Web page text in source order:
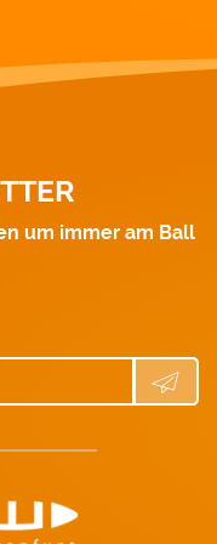
um immer am Ball